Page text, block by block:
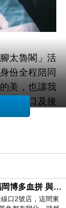
太魯閣」活
份全程陪同
美，也讓我
小風口及接
的演出，這
門山的過程
山步道上，
【2026-6廣島】Day 6 福岡博多血拼 與機場接送少年司機深夜對談
口2號店，這間東